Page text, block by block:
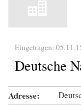
Eingetragen:
Deutsche
Adresse: